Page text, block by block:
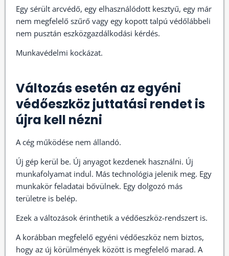
Egy sérült arcvédő, egy elhasználódott kesztyű, egy már
nem megfelelő szűrő vagy egy kopott talpú védőlábbeli
nem pusztán eszközgazdálkodási kérdés.
Munkavédelmi kockázat.
Változás esetén az egyéni
védőeszköz juttatási rendet is
újra kell nézni
A cég működése nem állandó.
Új gép kerül be. Új anyagot kezdenek használni. Új
munkafolyamat indul. Más technológia jelenik meg. Egy
munkakör feladatai bővülnek. Egy dolgozó más
területre is belép.
Ezek a változások érinthetik a védőeszköz-rendszert is.
A korábban megfelelő egyéni védőeszköz nem biztos,
hogy az új körülmények között is megfelelő marad. A